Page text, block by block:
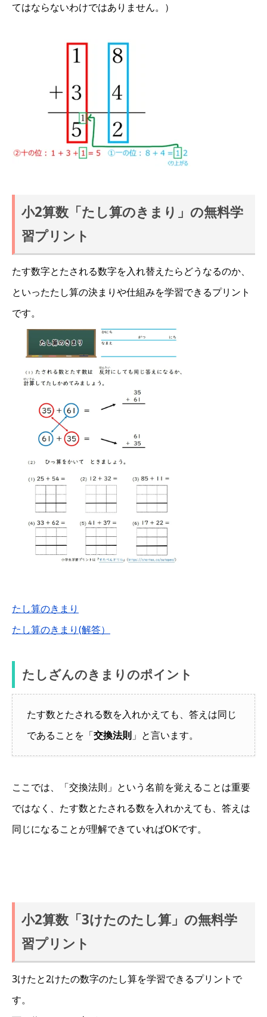
てはならないわけではありません。）
小2算数「たし算のきまり」の無料学
習プリント
たす数字とたされる数字を入れ替えたらどうなるのか、
といったたし算の決まりや仕組みを学習できるプリント
です。
たし算のきまり
たし算のきまり(解答）
たしざんのきまりのポイント
たす数とたされる数を入れかえても、答えは同じ
であることを「交換法則 」と言います。
ここでは、「交換法則」という名前を覚えることは重要
ではなく、たす数とたされる数を入れかえても、答えは
同じになることが理解できていればOKです。
小2算数「3けたのたし算」の無料学
習プリント
3けたと2けたの数字のたし算を学習できるプリントで
す。